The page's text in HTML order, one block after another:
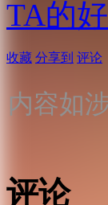
TA的
收藏 分享到 评论
内容如
评论